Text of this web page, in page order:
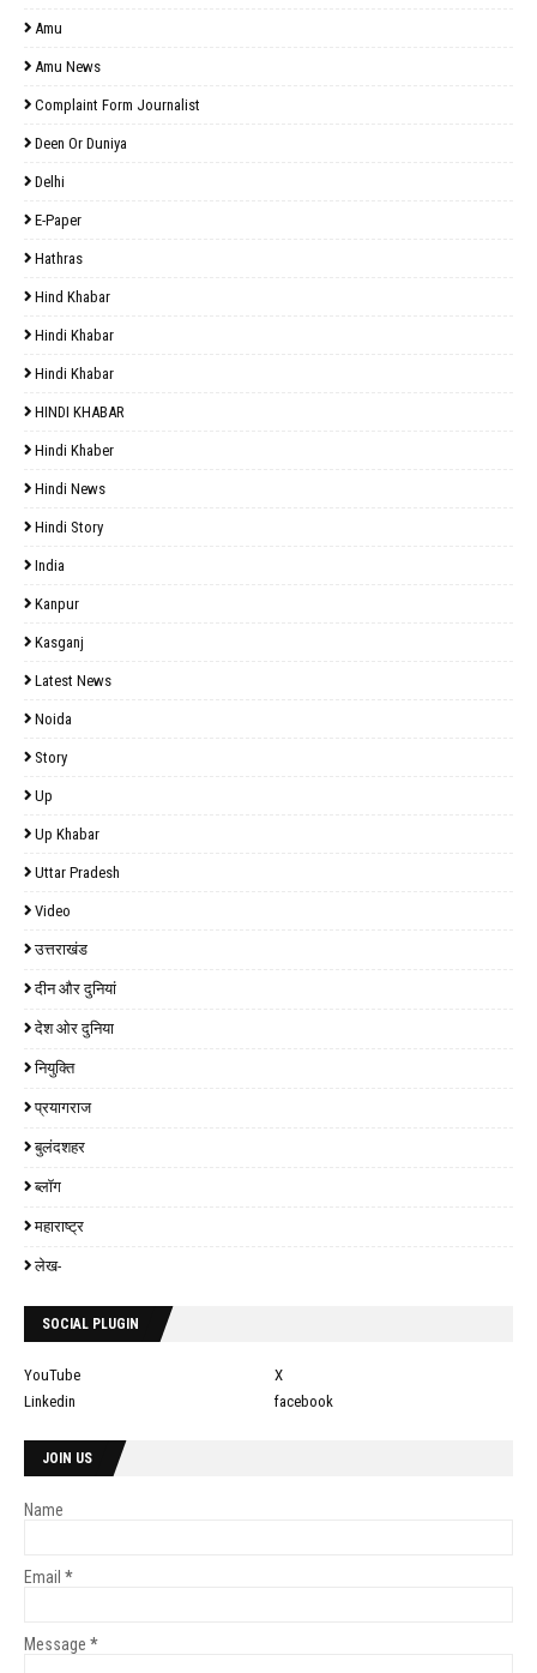
Amu
Amu News
Complaint Form Journalist
Deen Or Duniya
Delhi
E-Paper
Hathras
Hind Khabar
Hindi Khabar
Hindi Khabar
HINDI KHABAR
Hindi Khaber
Hindi News
Hindi Story
India
Kanpur
Kasganj
Latest News
Noida
Story
Up
Up Khabar
Uttar Pradesh
Video
उत्तराखंड
दीन और दुनियां
देश ओर दुनिया
नियुक्ति
प्रयागराज
बुलंदशहर
ब्लॉग
महाराष्ट्र
लेख-
SOCIAL PLUGIN
YouTube
X
Linkedin
facebook
JOIN US
Name
Email *
Message *